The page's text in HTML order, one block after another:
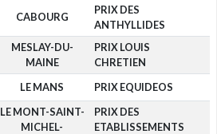
CABOURG
PRIX DES
ANTHYLLIDES
MESLAY-DU-
MAINE
PRIX LOUIS
CHRETIEN
LE MANS PRIX EQUIDEOS
LE MONT-SAINT-
MICHEL-
PRIX DES
ETABLISSEMENTS